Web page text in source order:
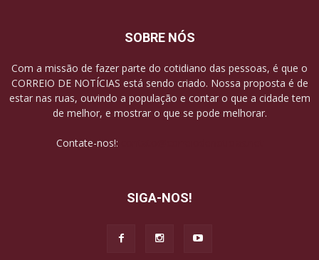
SOBRE NÓS
Com a missão de fazer parte do cotidiano das pessoas, é que o
CORREIO DE NOTÍCIAS está sendo criado. Nossa proposta é de
estar nas ruas, ouvindo a população e contar o que a cidade tem
de melhor, e mostrar o que se pode melhorar.
Contate-nos!:
SIGA-NOS!